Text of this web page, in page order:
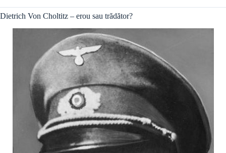
Dietrich Von Choltitz – erou sau trădător?